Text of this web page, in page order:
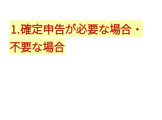
⒈確定申告が必要な場合・
不要な場合